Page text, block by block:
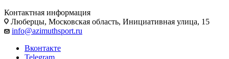
Контактная информация
Люберцы, Московская область, Инициативная улица, 15
info@azimuthsport.ru
Вконтакте
Telegram